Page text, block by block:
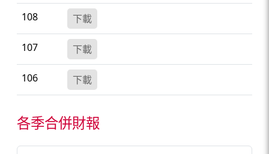
108 下載
107 下載
106 下載
各季合併財報